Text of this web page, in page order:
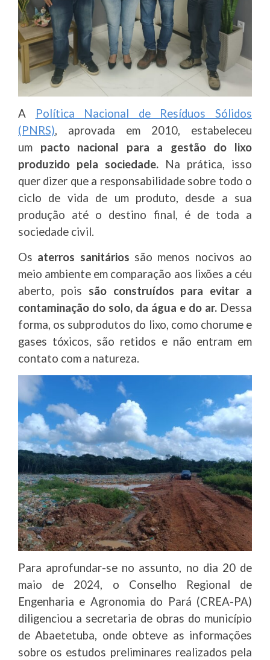
A
Política Nacional de Resíduos Sólidos
(PNRS), aprovada em 2010, estabeleceu
um pacto nacional para a gestão do lixo
produzido pela sociedade. Na prática, isso
quer dizer que a responsabilidade sobre todo o
ciclo de vida de um produto, desde a sua
produção até o destino final, é de toda a
sociedade civil.
Os aterros sanitários são menos nocivos ao
meio ambiente em comparação aos lixões a céu
aberto, pois são construídos para evitar a
contaminação do solo, da água e do ar. Dessa
forma, os subprodutos do lixo, como chorume e
gases tóxicos, são retidos e não entram em
contato com a natureza.
Para aprofundar-se no assunto, no dia 20 de
maio de 2024, o Conselho Regional de
Engenharia e Agronomia do Pará (CREA-PA)
diligenciou a secretaria de obras do município
de Abaetetuba, onde obteve as informações
sobre os estudos preliminares realizados pela